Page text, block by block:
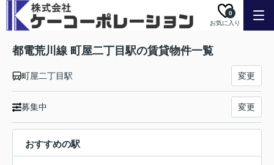
お気に入り
0
都電荒川線 町屋二丁目駅の賃貸物件一覧
町屋二丁目駅 変更
募集中 変更
おすすめの駅